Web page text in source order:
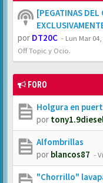
[PEGATINAS
por DT20C - Lun Mar
Off Topic y Ocio.
FORO
Holgura en
por
Alfombrillas
por blancos87 -
"Chorrillo"